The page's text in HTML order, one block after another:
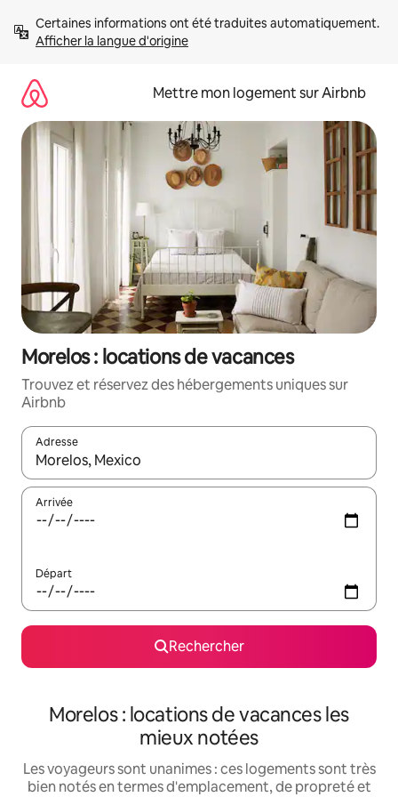
directement
Afficher la langue d'origine
Mettre mon logement sur Airbnb
Morelos : locations de vacances
Trouvez et réservez des hébergements uniques sur
Airbnb
Adresse
Lorsque les résultats s'affichent, utilisez les flèches vers le
Arrivée
Départ
Rechercher
Morelos : locations de vacances les
mieux notées
Les voyageurs sont unanimes : ces logements sont très
bien notés en termes d'emplacement, de propreté et